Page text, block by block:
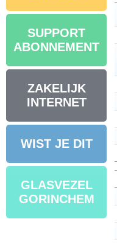
SUPPORT
ABONNEMENT
ZAKELIJK
INTERNET
WIST JE DIT
GLASVEZEL
GORINCHEM